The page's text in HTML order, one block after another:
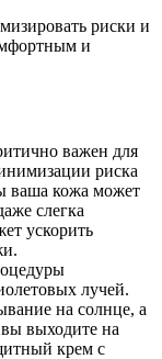
риски и
и
важен для
риска
ваша кожа может
слегка
ускорить
лучей.
на солнце, а
выходите на
крем с